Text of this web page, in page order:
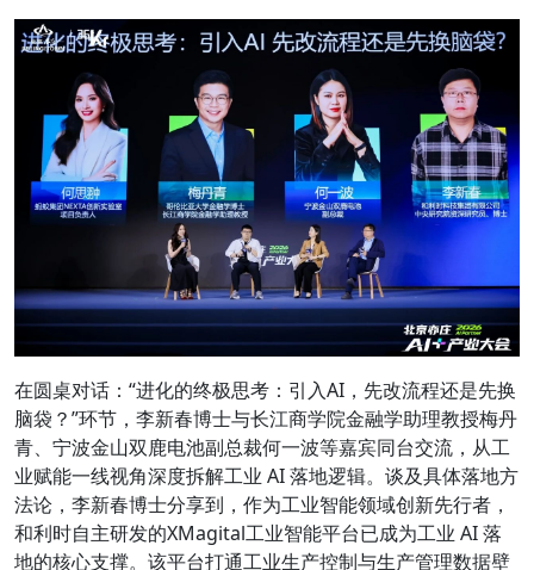
在圆桌对话：“进化的终极思考：引入AI，先改流程还是先换
脑袋？”环节，李新春博士与长江商学院金融学助理教授梅丹
青、宁波金山双鹿电池副总裁何一波等嘉宾同台交流，从工
业赋能一线视角深度拆解工业 AI 落地逻辑。谈及具体落地方
法论，李新春博士分享到，作为工业智能领域创新先行者，
和利时自主研发的XMagital工业智能平台已成为工业 AI 落
地的核心支撑。该平台打通工业生产控制与生产管理数据壁